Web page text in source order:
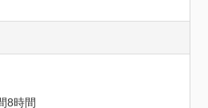
8時間